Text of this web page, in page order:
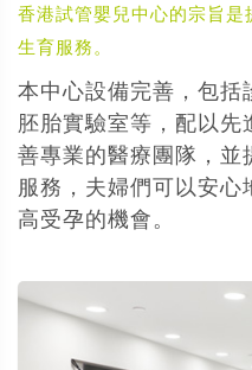
香港試管嬰兒中心的宗旨
生育服務。
本中心設備完善，包括
胚胎實驗室等，配以先
善專業的醫療團隊，並
服務，夫婦們可以安心
高受孕的機會。